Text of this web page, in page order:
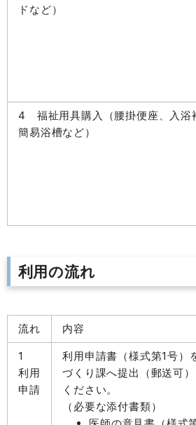
ドなど）
4 福祉用具購入（腰掛便座、入浴
簡易浴槽など）
利用の流れ
流れ 内容
1
利用
申請
利用申請書（様式第1号）
づくり課へ提出（郵送可
ください。
（必要な添付書類）